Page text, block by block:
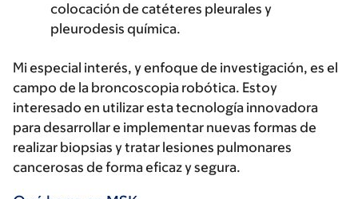
colocación de catéteres pleurales y
pleurodesis química.
Mi especial interés, y enfoque de investigación, es el
campo de la broncoscopia robótica. Estoy
interesado en utilizar esta tecnología innovadora
para desarrollar e implementar nuevas formas de
realizar biopsias y tratar lesiones pulmonares
cancerosas de forma eficaz y segura.